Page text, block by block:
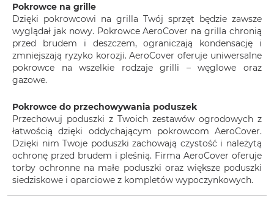
Pokrowce na grille
Dzięki pokrowcowi na grilla Twój sprzęt będzie zawsze
wyglądał jak nowy. Pokrowce AeroCover na grilla chronią
przed brudem i deszczem, ograniczają kondensację i
zmniejszają ryzyko korozji. AeroCover oferuje uniwersalne
pokrowce na wszelkie rodzaje grilli – węglowe oraz
gazowe.
Pokrowce do przechowywania poduszek
Przechowuj poduszki z Twoich zestawów ogrodowych z
łatwością dzięki oddychającym pokrowcom AeroCover.
Dzięki nim Twoje poduszki zachowają czystość i należytą
ochronę przed brudem i pleśnią. Firma AeroCover oferuje
torby ochronne na małe poduszki oraz większe poduszki
siedziskowe i oparciowe z kompletów wypoczynkowych.